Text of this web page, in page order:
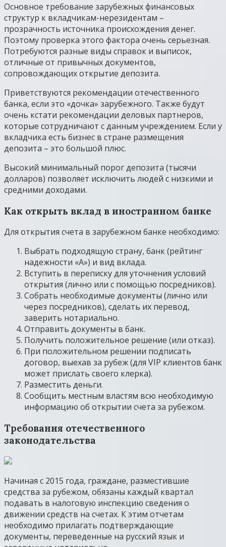
Основное требование зарубежных финансовых
структур к вкладчикам-нерезидентам –
прозрачность источника происхождения денег.
Поэтому проверка этого фактора очень серьезная.
Потребуются разные виды справок и выписок,
отличные от привычных документов,
сопровождающих открытие депозита.
Приветствуются рекомендации отечественного
банка, если это «дочка» зарубежного. Также будут
очень кстати рекомендации деловых партнеров,
которые сотрудничают с данным учреждением. Если у
вкладчика есть бизнес в стране размещения
депозита – это большой плюс.
Высокий минимальный порог депозита (тысячи
долларов) позволяет исключить людей с низкими и
средними доходами.
Как открыть вклад в иностранном банке
Для открытия счета в зарубежном банке необходимо:
Выбрать подходящую страну, банк (рейтинг
надежности «А») и вид вклада.
Вступить в переписку для уточнения условий
открытия (лично или с помощью посредников).
Собрать необходимые документы (лично или
через посредников), сделать их перевод,
заверить нотариально.
Отправить документы в банк.
Получить положительное решение (или отказ).
При положительном решении подписать
договор, выехав за рубеж (для VIP клиентов банк
может прислать своего клерка).
Разместить деньги.
Сообщить местным властям всю необходимую
информацию об открытии счета за рубежом.
Требования отечественного
законодательства
Начиная с 2015 года, граждане, разместившие
средства за рубежом, обязаны каждый квартал
подавать в налоговую инспекцию сведения о
движении средств на счетах. К этим отчетам
необходимо прилагать подтверждающие
документы, переведенные на русский язык и